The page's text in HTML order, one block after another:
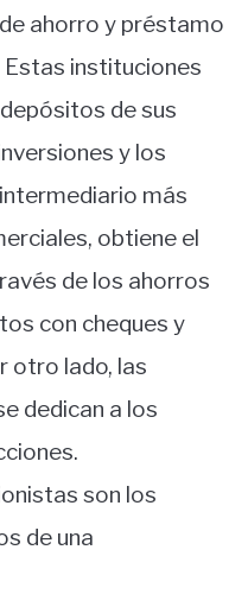
ahorro y préstamo
instituciones
de sus
y los
más
obtiene el
de los ahorros
con cheques y
otro lado, las
dedican a los
son los
de una